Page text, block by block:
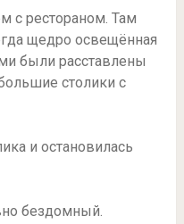
с рестораном. Там
щедро освещённая
были расставлены
столики с
и остановилась
бездомный.